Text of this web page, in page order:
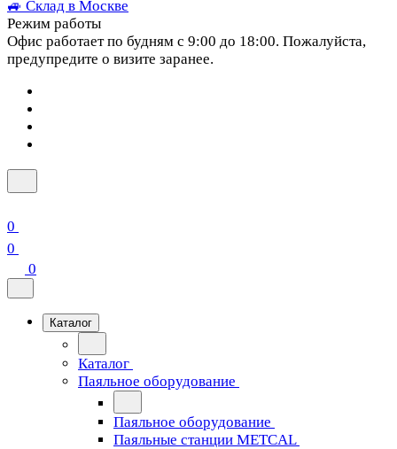
🚙 Склад в Москве
Режим работы
Офис работает по будням с 9:00 до 18:00. Пожалуйста,
предупредите о визите заранее.
0
0
0
Каталог
Каталог
Паяльное оборудование
Паяльное оборудование
Паяльные станции METCAL